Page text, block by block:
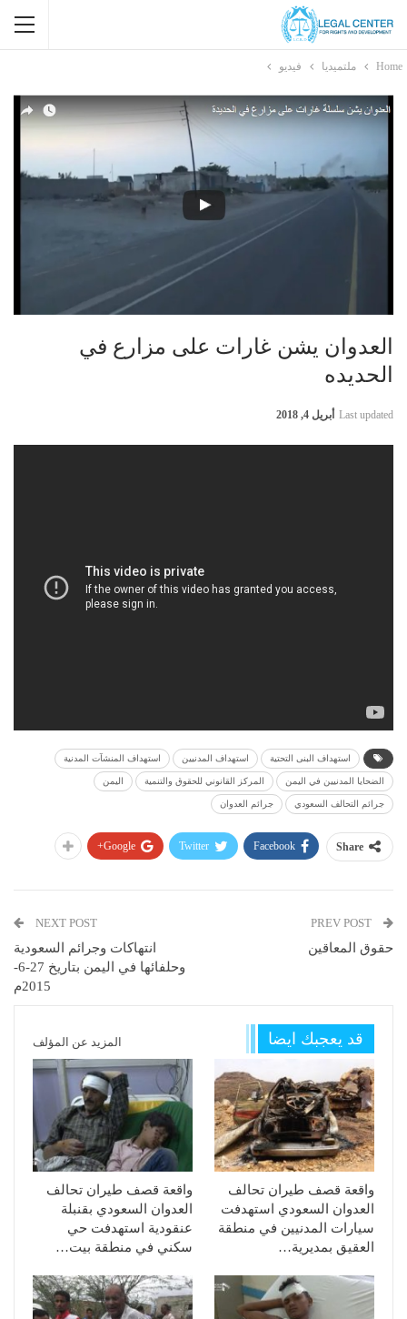
Home ملتميديا فيديو
العدوان يشن غارات على مزارع في
الحديده
Last updated أبريل 4, 2018
استهداف البنى التحتية استهداف المدنيين استهداف المنشآت المدنية
الضحايا المدنيين في اليمن المركز القانوني للحقوق والتنمية اليمن
جرائم التحالف السعودي جرائم العدوان
Share
Facebook
Twitter
Google+
حقوق المعاقين
NEXT POST
انتهاكات وجرائم السعودية
وحلفائها في اليمن بتاريخ 27-6-
2015م
قد يعجبك ايضا المزيد عن المؤلف
واقعة قصف طيران تحالف
العدوان السعودي استهدفت
سيارات المدنيين في منطقة
العقيق بمديرية…
واقعة قصف طيران تحالف
العدوان السعودي بقنبلة
عنقودية استهدفت حي
سكني في منطقة بيت…